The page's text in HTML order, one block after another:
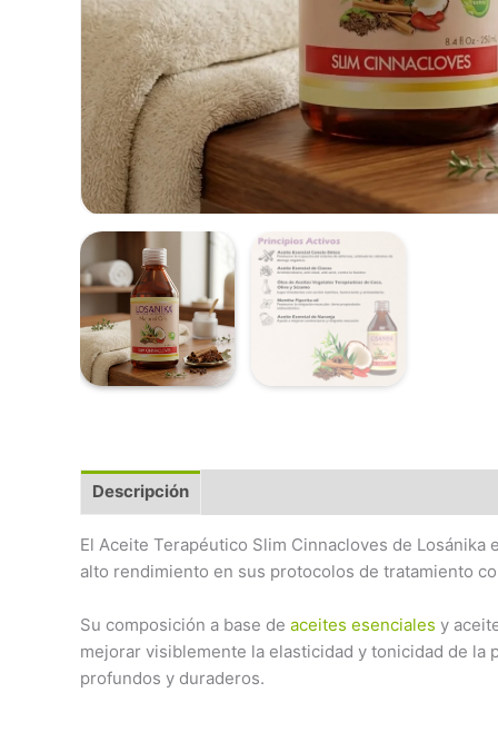
Descripción
El Aceite Terapéutico Slim Cinnacloves de
alto rendimiento en sus protocolos de tratamiento
Su composición a base de aceites esenciales y
mejorar visiblemente la elasticidad y tonicidad de
profundos y duraderos.